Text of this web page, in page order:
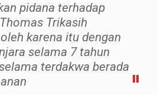
pidana terhadap
Trikasih
karena itu dengan
selama 7 tahun
terdakwa berada